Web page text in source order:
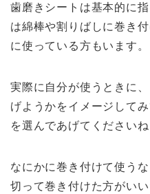
歯磨きシートは基本的に
は綿棒や割りばしに巻き
に使っている方もいます。
実際に自分が使うときに
げようかをイメージして
を選んであげてくださいね
なにかに巻き付けて使う
切って巻き付けた方がい